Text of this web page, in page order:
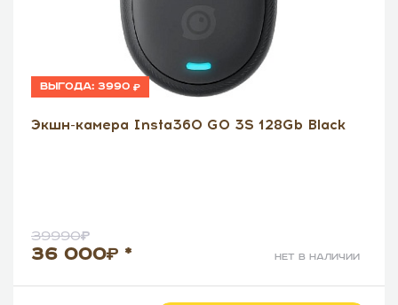
Выгода: 3990
Экшн-камера Insta360 GO 3S 128Gb Black
36 000 *
39990
нет в наличии